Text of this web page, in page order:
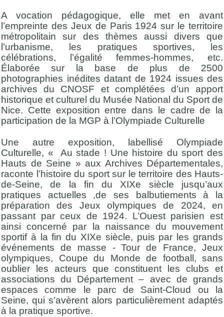
A vocation pédagogique, elle met en avant
l’empreinte des Jeux de Paris 1924 sur le territoire
métropolitain sur des thèmes aussi divers que
l’urbanisme, les pratiques sportives, les
célébrations, l’égalité femmes-hommes, etc.
Élaborée sur la base de plus de 2500
photographies inédites datant de 1924 issues des
archives du CNOSF et complétées d’un apport
historique et culturel du Musée National du Sport de
Nice. Cette exposition entre dans le cadre de la
participation de la MGP à l’Olympiade Culturelle
Une autre exposition, labellisé Olympiade
Culturelle, « Au stade ! Une histoire du sport des
Hauts de Seine » aux Archives Départementales,
raconte l’histoire du sport sur le territoire des Hauts-
de-Seine, de la fin du XIXe siècle jusqu’aux
pratiques actuelles ,de ses balbutiements à la
préparation des Jeux olympiques de 2024, en
passant par ceux de 1924. L’Ouest parisien est
ainsi concerné par la naissance du mouvement
sportif à la fin du XIXe siècle, puis par les grands
événements de masse - Tour de France, Jeux
olympiques, Coupe du Monde de football, sans
oublier les acteurs que constituent les clubs et
associations du Département – avec de grands
espaces comme le parc de Saint-Cloud ou la
Seine, qui s’avèrent alors particulièrement adaptés
à la pratique sportive.